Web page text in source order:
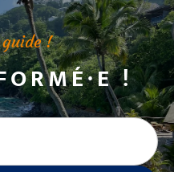
guide !
!